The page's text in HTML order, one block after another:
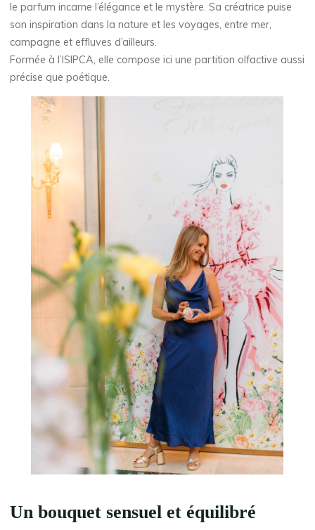
le parfum incarne l’élégance et le mystère. Sa créatrice puise
son inspiration dans la nature et les voyages, entre mer,
campagne et effluves d’ailleurs.
Formée à l’ISIPCA, elle compose ici une partition olfactive aussi
précise que poétique.
Un bouquet sensuel et équilibré